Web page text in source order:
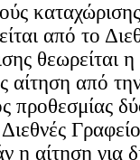
από το
θεωρείται
αίτηση από
προθεσμίας
αίτηση για